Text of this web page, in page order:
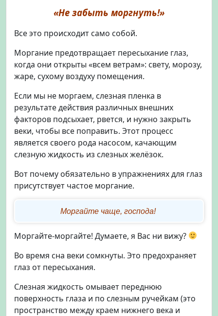
«Не забыть моргнуть!»
Все это происходит само собой.
Моргание предотвращает пересыхание глаз,
когда они открыты «всем ветрам»: свету, морозу,
жаре, сухому воздуху помещения.
Если мы не моргаем, слезная пленка в
результате действия различных внешних
факторов подсыхает, рвется, и нужно закрыть
веки, чтобы все поправить. Этот процесс
является своего рода насосом, качающим
слезную жидкость из слезных желёзок.
Вот почему обязательно в упражнениях для глаз
присутствует частое моргание.
Моргайте чаще, господа!
Моргайте-моргайте! Думаете, я Вас ни вижу?
Во время сна веки сомкнуты. Это предохраняет
глаз от пересыхания.
Слезная жидкость омывает переднюю
поверхность глаза и по слезным ручейкам (это
пространство между краем нижнего века и